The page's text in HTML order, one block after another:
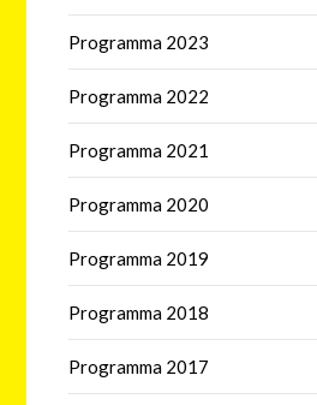
Programma 2023
Programma 2022
Programma 2021
Programma 2020
Programma 2019
Programma 2018
Programma 2017